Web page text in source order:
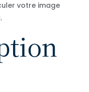
votre image